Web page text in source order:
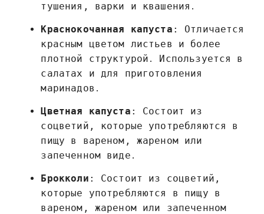
тушения, варки и квашения․
Краснокочанная капуста : Отличается
красным цветом листьев и более
плотной структурой․ Используется в
салатах и для приготовления
маринадов․
Цветная капуста : Состоит из
соцветий, которые употребляются в
пищу в вареном, жареном или
запеченном виде․
Брокколи : Состоит из соцветий,
которые употребляются в пищу в
вареном, жареном или запеченном